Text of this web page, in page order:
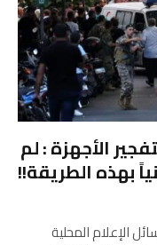
الأجهزة : لم
بهذه الطريقة!!
الإعلام المحلية